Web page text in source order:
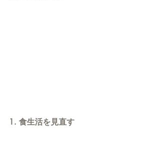
1. 食生活を見直す